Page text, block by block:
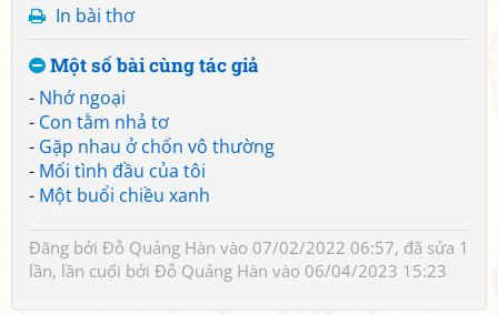
In bài thơ
Một số bài cùng tác giả
- Nhớ ngoại
- Con tằm nhả tơ
- Gặp nhau ở chốn vô thường
- Mối tình đầu của tôi
- Một buổi chiều xanh
Đăng bởi Đỗ Quảng Hàn vào 07/02/2022 06:57, đã sửa 1
lần, lần cuối bởi Đỗ Quảng Hàn vào 06/04/2023 15:23